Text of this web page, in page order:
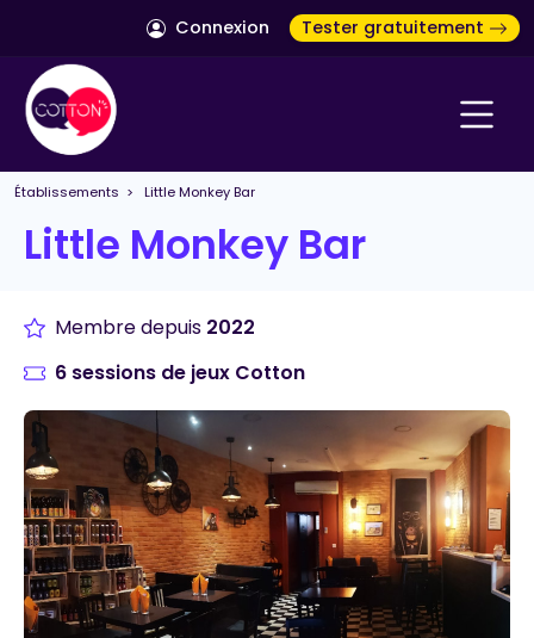
Connexion Tester gratuitement
Établissements > Little Monkey Bar
Little Monkey Bar
Membre depuis 2022
6 sessions de jeux Cotton